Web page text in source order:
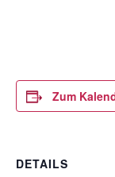
Zum
DETAILS